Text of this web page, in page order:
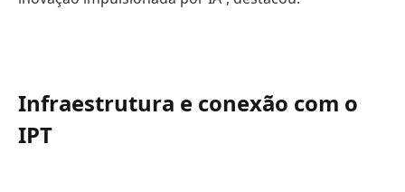
Infraestrutura e conexão com o
IPT